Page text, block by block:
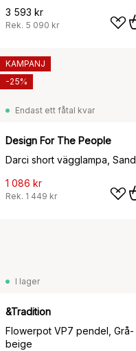
3 593 kr
Rek. 5 090 kr
Endast ett fåtal kvar
Design For The People
Darci short vägglampa, Sand
1 086 kr
Rek. 1 449 kr
KAMPANJ
-25%
I lager
&Tradition
Flowerpot VP7 pendel, Grå-
beige